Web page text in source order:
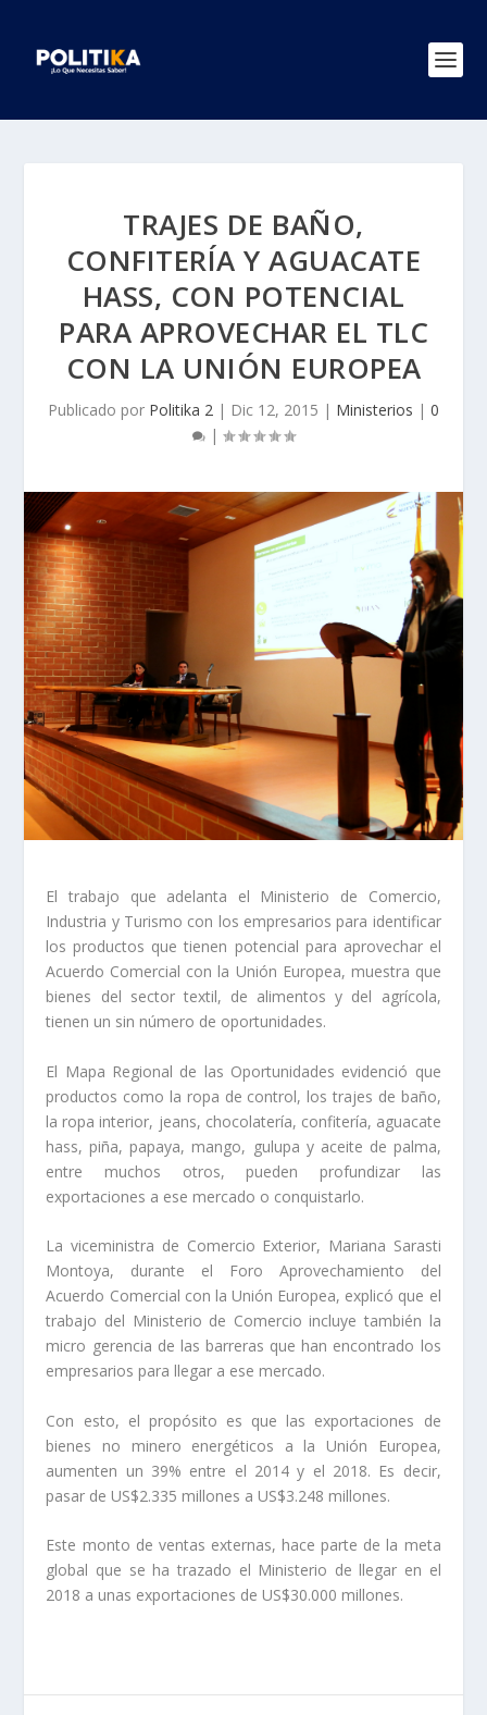
TRAJES DE BAÑO,
CONFITERÍA Y AGUACATE
HASS, CON POTENCIAL
PARA APROVECHAR EL TLC
CON LA UNIÓN EUROPEA
Publicado por Politika 2 | Dic 12, 2015 | Ministerios | 0
|
El trabajo que adelanta el Ministerio de Comercio,
Industria y Turismo con los empresarios para identificar
los productos que tienen potencial para aprovechar el
Acuerdo Comercial con la Unión Europea, muestra que
bienes del sector textil, de alimentos y del agrícola,
tienen un sin número de oportunidades.
El Mapa Regional de las Oportunidades evidenció que
productos como la ropa de control, los trajes de baño,
la ropa interior, jeans, chocolatería, confitería, aguacate
hass, piña, papaya, mango, gulupa y aceite de palma,
entre muchos otros, pueden profundizar las
exportaciones a ese mercado o conquistarlo.
La viceministra de Comercio Exterior, Mariana Sarasti
Montoya, durante el Foro Aprovechamiento del
Acuerdo Comercial con la Unión Europea, explicó que el
trabajo del Ministerio de Comercio incluye también la
micro gerencia de las barreras que han encontrado los
empresarios para llegar a ese mercado.
Con esto, el propósito es que las exportaciones de
bienes no minero energéticos a la Unión Europea,
aumenten un 39% entre el 2014 y el 2018. Es decir,
pasar de US$2.335 millones a US$3.248 millones.
Este monto de ventas externas, hace parte de la meta
global que se ha trazado el Ministerio de llegar en el
2018 a unas exportaciones de US$30.000 millones.